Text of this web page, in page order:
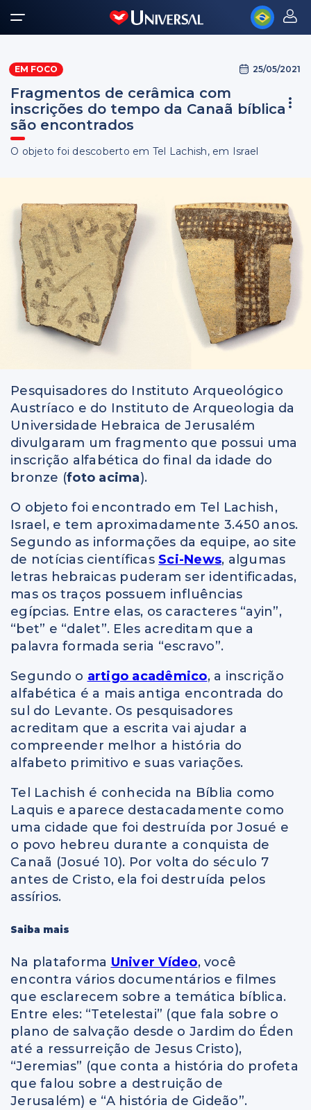
EM FOCO 25/05/2021
Fragmentos de cerâmica com
inscrições do tempo da Canaã bíblica
são encontrados
O objeto foi descoberto em Tel Lachish, em Israel
Pesquisadores do Instituto Arqueológico
Austríaco e do Instituto de Arqueologia da
Universidade Hebraica de Jerusalém
divulgaram um fragmento que possui uma
inscrição alfabética do final da idade do
bronze (foto acima).
O objeto foi encontrado em Tel Lachish,
Israel, e tem aproximadamente 3.450 anos.
Segundo as informações da equipe, ao site
de notícias científicas Sci-News, algumas
letras hebraicas puderam ser identificadas,
mas os traços possuem influências
egípcias. Entre elas, os caracteres “ayin”,
“bet” e “dalet”. Eles acreditam que a
palavra formada seria “escravo”.
Segundo o artigo acadêmico, a inscrição
alfabética é a mais antiga encontrada do
sul do Levante. Os pesquisadores
acreditam que a escrita vai ajudar a
compreender melhor a história do
alfabeto primitivo e suas variações.
Tel Lachish é conhecida na Bíblia como
Laquis e aparece destacadamente como
uma cidade que foi destruída por Josué e
o povo hebreu durante a conquista de
Canaã (Josué 10). Por volta do século 7
antes de Cristo, ela foi destruída pelos
assírios.
Saiba mais
Na plataforma Univer Vídeo, você
encontra vários documentários e filmes
que esclarecem sobre a temática bíblica.
Entre eles: “Tetelestai” (que fala sobre o
plano de salvação desde o Jardim do Éden
até a ressurreição de Jesus Cristo),
“Jeremias” (que conta a história do profeta
que falou sobre a destruição de
Jerusalém) e “A história de Gideão”.